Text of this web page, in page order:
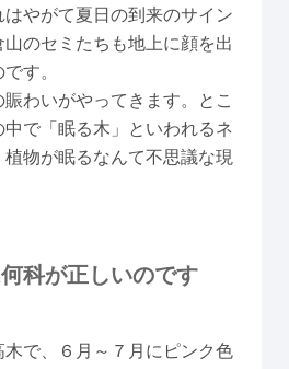
やがて夏日の到来のサイン
のセミたちも地上に顔を出
す。
わいがやってきます。とこ
で「眠る木」といわれるネ
物が眠るなんて不思議な現
科が正しいのです
で、６月～７月にピンク色